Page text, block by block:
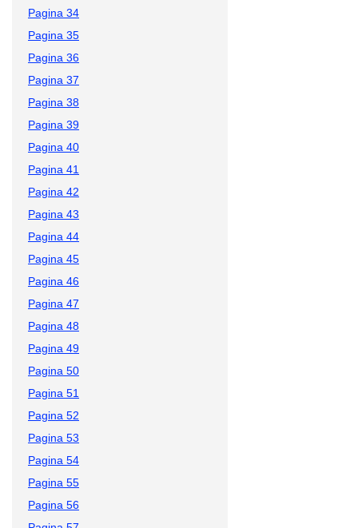
Pagina 34
Pagina 35
Pagina 36
Pagina 37
Pagina 38
Pagina 39
Pagina 40
Pagina 41
Pagina 42
Pagina 43
Pagina 44
Pagina 45
Pagina 46
Pagina 47
Pagina 48
Pagina 49
Pagina 50
Pagina 51
Pagina 52
Pagina 53
Pagina 54
Pagina 55
Pagina 56